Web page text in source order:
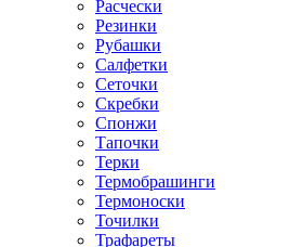
Расчески
Резинки
Рубашки
Салфетки
Сеточки
Скребки
Спонжи
Тапочки
Терки
Термобрашинги
Термоноски
Точилки
Трафареты